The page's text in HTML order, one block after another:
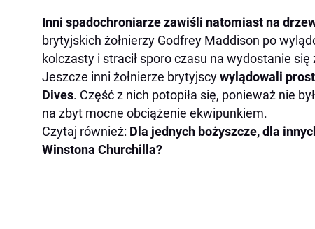
Inni spadochroniarze zawiśli natomiast na
brytyjskich żołnierzy Godfrey Maddison po
kolczasty i stracił sporo czasu na wydostanie się
Jeszcze inni żołnierze brytyjscywylądowali
Dives. Część z nich potopiła się, ponieważ nie
na zbyt mocne obciążenie ekwipunkiem.
Czytaj również: Dla jednych bożyszcze, dla
Winstona Churchilla?